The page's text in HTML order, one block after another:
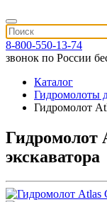
8-800-550-13-74
звонок по России
Каталог
Гидромолоты
Гидромолот
Гидромолот
экскаватора